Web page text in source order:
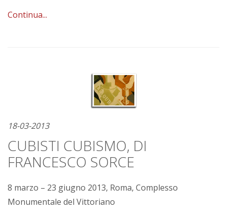
Continua...
18-03-2013
CUBISTI CUBISMO, DI
FRANCESCO SORCE
8 marzo – 23 giugno 2013, Roma, Complesso
Monumentale del Vittoriano